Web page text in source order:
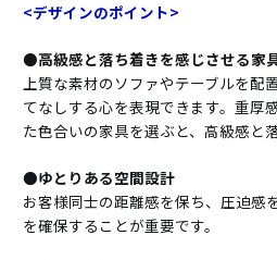
<デザインのポイント>
●高級感と落ち着きを感じさせる家
上質な素材のソファやテーブルを配
てなしする心を表現できます。重厚
た色合いの家具を選ぶと、高級感と
●ゆとりある空間設計
お客様同士の距離感を保ち、圧迫感
を確保することが重要です。